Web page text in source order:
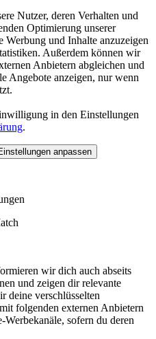
Nutzer, deren Verhalten und
Optimierung unserer
Werbung und Inhalte anzuzeigen
Außerdem können wir
Anbietern abgleichen und
Angebote anzeigen, nur wenn
in den Einstellungen
.
anpassen
wir dich auch abseits
und zeigen dir relevante
deine verschlüsselten
folgenden externen Anbietern
sofern du deren